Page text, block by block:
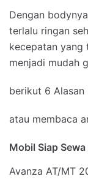
Dengan
terlalu ringan
kecepatan yang
menjadi mudah
berikut 6 Alasan
atau membaca
Mobil Siap Sewa
Avanza AT/MT